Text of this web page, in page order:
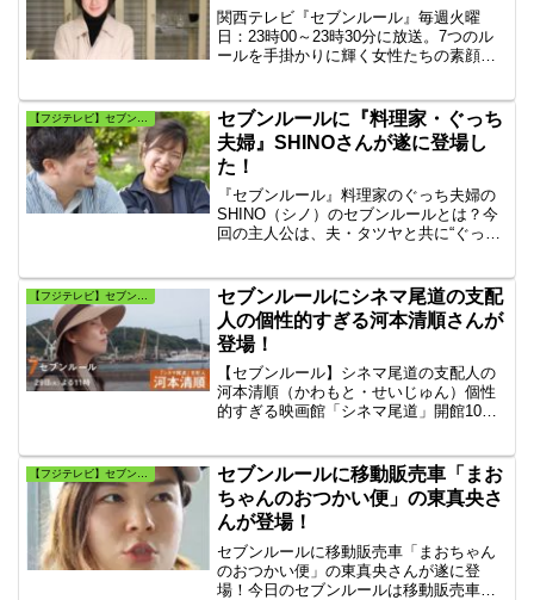
関西テレビ『セブンルール』毎週火曜
日：23時00～23時30分に放送。7つのル
ールを手掛かりに輝く女性たちの素顔を
世奈さんです。江戸切子職人の三澤世奈
のセブンルールとは何？
セブンルールに『料理家・ぐっち
夫婦』SHINOさんが遂に登場し
た！
『セブンルール』料理家のぐっち夫婦の
SHINO（シノ）のセブンルールとは？今
回の主人公は、夫・タツヤと共に“ぐっち
です。人気の秘密は、彼女が目指す「手
を抜き過ぎず、でも手を抜いておいし
い」料理です。
【フジテレビ】セブンルール
セブンルールにシネマ尾道の支配
人の個性的すぎる河本清順さんが
登場！
【セブンルール】シネマ尾道の支配人の
河本清順（かわもと・せいじゅん）個性
的すぎる映画館「シネマ尾道」開館10年
（かわもと・せいじゅん）さんが絶対守
りたいセブンルールとは?
【フジテレビ】セブンルール
セブンルールに移動販売車「まお
ちゃんのおつかい便」の東真央さ
んが登場！
セブンルールに移動販売車「まおちゃん
のおつかい便」の東真央さんが遂に登
場！今日のセブンルールは移動販売車